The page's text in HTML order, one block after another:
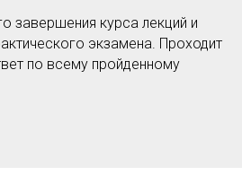
завершения курса лекций и
экзамена. Проходит
по всему пройденному